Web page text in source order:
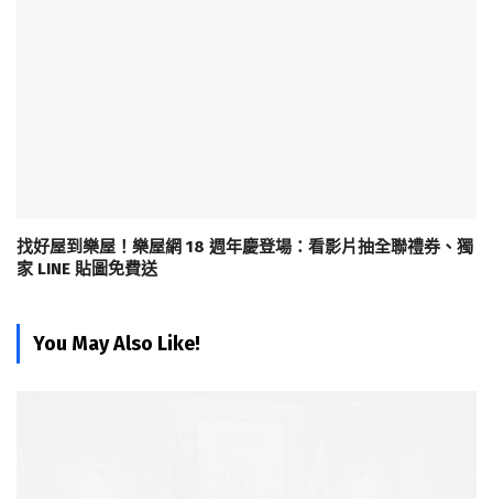
找好屋到樂屋！樂屋網 18 週年慶登場：看影片抽全聯禮券、獨
家 LINE 貼圖免費送
You May Also Like!